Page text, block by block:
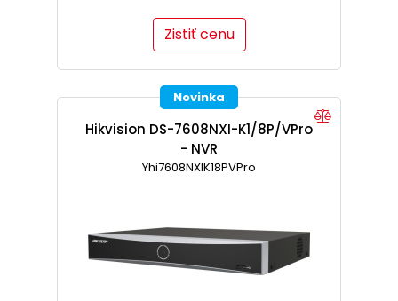
Zistiť cenu
Novinka
Hikvision DS-7608NXI-K1/8P/VPro
- NVR
Yhi7608NXIK18PVPro